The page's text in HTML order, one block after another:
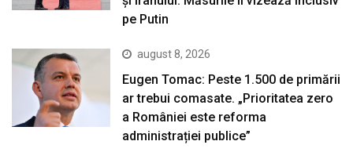
pe Putin
august 8, 2026
Eugen Tomac: Peste 1.500 de primării
ar trebui comasate. „Prioritatea zero
a României este reforma
administrației publice”